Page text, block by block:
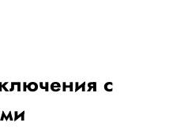
с